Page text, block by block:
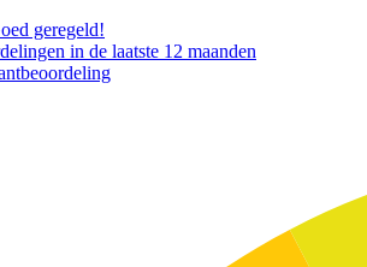
geregeld!
in de laatste 12 maanden